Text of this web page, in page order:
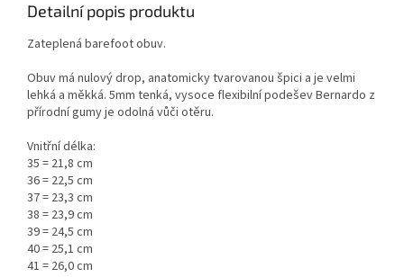
Detailní popis produktu
Zateplená barefoot obuv.
Obuv má nulový drop, anatomicky tvarovanou špici a je velmi
lehká a měkká. 5mm tenká, vysoce flexibilní podešev Bernardo z
přírodní gumy je odolná vůči otěru.
Vnitřní délka:
35 = 21,8 cm
36 = 22,5 cm
37 = 23,3 cm
38 = 23,9 cm
39 = 24,5 cm
40 = 25,1 cm
41 = 26,0 cm